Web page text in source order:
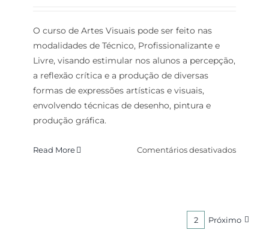
O curso de Artes Visuais pode ser feito nas
modalidades de Técnico, Profissionalizante e
Livre, visando estimular nos alunos a percepção,
a reflexão crítica e a produção de diversas
formas de expressões artísticas e visuais,
envolvendo técnicas de desenho, pintura e
produção gráfica.
Read More Comentários desativadosem
2 Próximo